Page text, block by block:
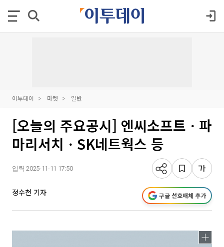
이투데이 마켓 일반
[오늘의 주요공시] 엔씨소프트ㆍ파
마리서치ㆍSK네트웍스 등
입력 2025-11-11 17:50
정수천 기자 구글 선호매체 추가